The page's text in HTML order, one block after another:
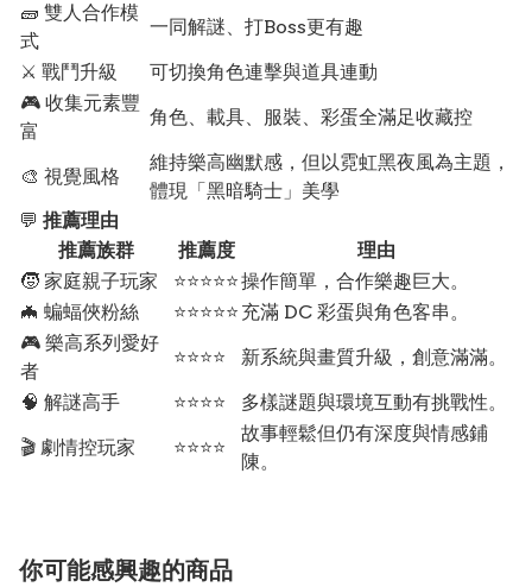
🧱 雙人合作模
式
一同解謎、打Boss更有趣
⚔️ 戰鬥升級
可切換角色連擊與道具連動
🎮 收集元素豐
富
角色、載具、服裝、彩蛋全滿足收藏控
🎨 視覺風格
維持樂高幽默感，但以霓虹黑夜風為主題，
體現「黑暗騎士」美學
💬 推薦理由
推薦族群
推薦度
理由
🧒 家庭親子玩家
⭐⭐⭐⭐⭐操作簡單，合作樂趣巨大。
🦇 蝙蝠俠粉絲
⭐⭐⭐⭐⭐ 充滿 DC 彩蛋與角色客串。
🎮 樂高系列愛好
者
⭐⭐⭐⭐
新系統與畫質升級，創意滿滿。
🧠 解謎高手
⭐⭐⭐⭐
多樣謎題與環境互動有挑戰性。
🎬 劇情控玩家
⭐⭐⭐⭐
故事輕鬆但仍有深度與情感鋪
陳。
你可能感興趣的商品